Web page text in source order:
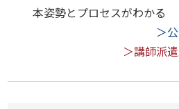
本姿勢とプロセスがわかる
＞
＞講師派